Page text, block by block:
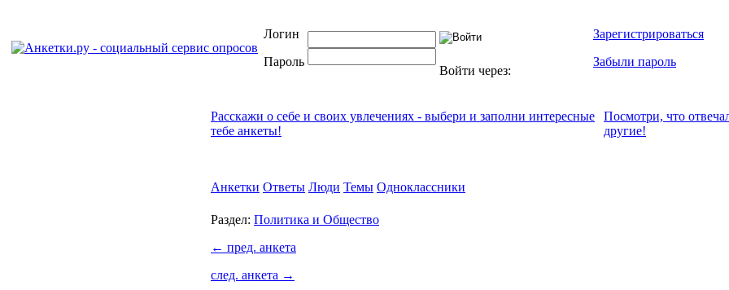
Логин
Пароль
Войти через:
Зарегистрироваться
Забыли пароль
Расскажи о себе и своих увлечениях - выбери и заполни интересные
тебе анкеты!
Посмотри, что
другие!
Анкетки Ответы Люди Темы Одноклассники
Раздел: Политика и Общество
← пред. анкета
след. анкета →